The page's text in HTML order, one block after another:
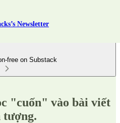
Newsletter
free on Substack
"cuốn" vào bài viết
tượng.